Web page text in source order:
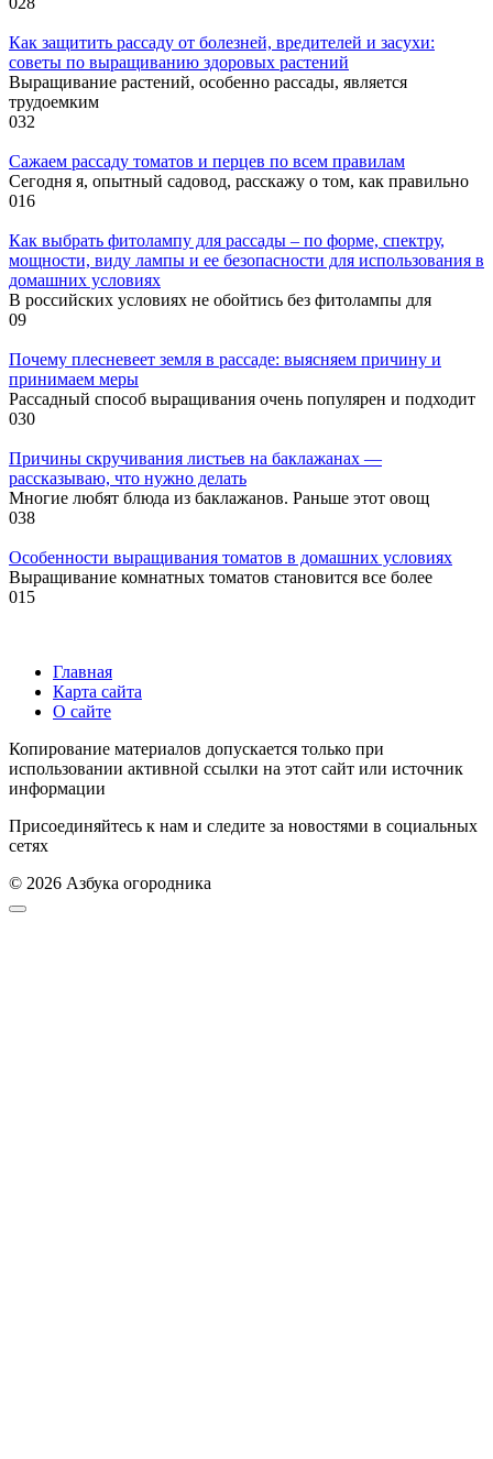
Как защитить рассаду от болезней, вредителей и засухи:
советы по выращиванию здоровых растений
Выращивание растений, особенно рассады, является
трудоемким
032
Сажаем рассаду томатов и перцев по всем правилам
Сегодня я, опытный садовод, расскажу о том, как правильно
016
Как выбрать фитолампу для рассады – по форме, спектру,
мощности, виду лампы и ее безопасности для использования в
домашних условиях
В российских условиях не обойтись без фитолампы для
09
Почему плесневеет земля в рассаде: выясняем причину и
принимаем меры
Рассадный способ выращивания очень популярен и подходит
030
Причины скручивания листьев на баклажанах —
рассказываю, что нужно делать
Многие любят блюда из баклажанов. Раньше этот овощ
038
Особенности выращивания томатов в домашних условиях
Выращивание комнатных томатов становится все более
015
Главная
Карта сайта
О сайте
Копирование материалов допускается только при
использовании активной ссылки на этот сайт или источник
информации
Присоединяйтесь к нам и следите за новостями в социальных
сетях
© 2026 Азбука огородника